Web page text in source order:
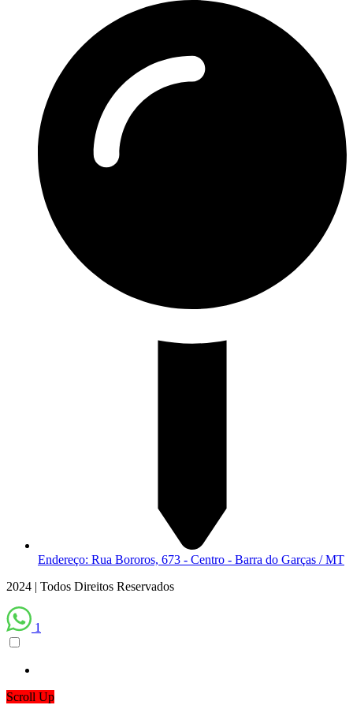
Endereço: Rua Bororos, 673 - Centro - Barra do Garças / MT
2024 | Todos Direitos Reservados
1
Scroll Up